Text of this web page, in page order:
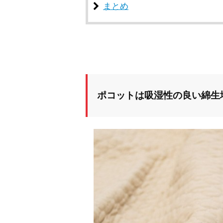
まとめ
ポコットは吸湿性の良い綿生